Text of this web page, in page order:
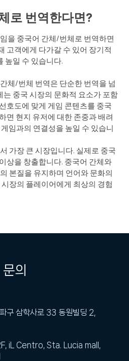
로 번역한다면?
을 중국어 간체/번체로 번역하면
고객에게 다가갈 수 있어 장기적
높일 수 있습니다.
체/번체 번역은 단순한 번역을 넘
는 중국 시장의 문화적 요소가 포함
호도에 맞게 게임 콘텐츠를 중국
면 현지 유저에 대한 존중과 배려
임과의 연결성을 높일 수 있습니
가장 큰 시장입니다. 실제로 중국
상을 창출합니다. 중국어 간체와
본질을 유지하며 언어와 문화의
장의 플레이어에게 최상의 경험
문의
구 삼학사로 33 동원빌딩 2,
iL Centro, Sta. Lucia mall,